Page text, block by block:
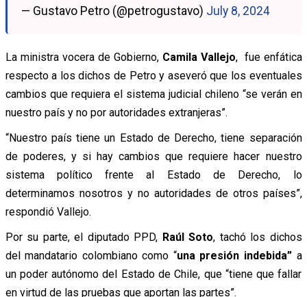
— Gustavo Petro (@petrogustavo) July 8, 2024
La ministra vocera de Gobierno, Camila Vallejo, fue enfática
respecto a los dichos de Petro y aseveró que los eventuales
cambios que requiera el sistema judicial chileno “se verán en
nuestro país y no por autoridades extranjeras”.
“Nuestro país tiene un Estado de Derecho, tiene separación
de poderes, y si hay cambios que requiere hacer nuestro
sistema político frente al Estado de Derecho, lo
determinamos nosotros y no autoridades de otros países”,
respondió Vallejo.
Por su parte, el diputado PPD, Raúl Soto, tachó los dichos
del mandatario colombiano como “una presión indebida” a
un poder autónomo del Estado de Chile, que “tiene que fallar
en virtud de las pruebas que aportan las partes”.